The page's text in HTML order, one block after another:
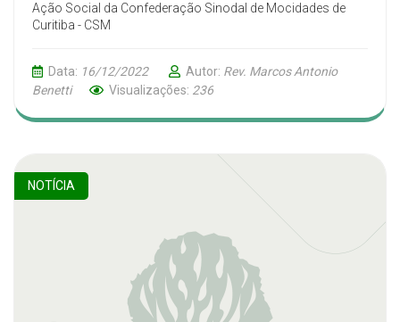
Ação Social da Confederação Sinodal de Mocidades de
Curitiba - CSM
Data: 16/12/2022 Autor: Rev. Marcos Antonio
Benetti
Visualizações: 236
NOTÍCIA